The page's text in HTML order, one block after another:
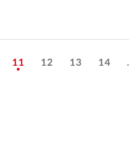
11 12 13 14